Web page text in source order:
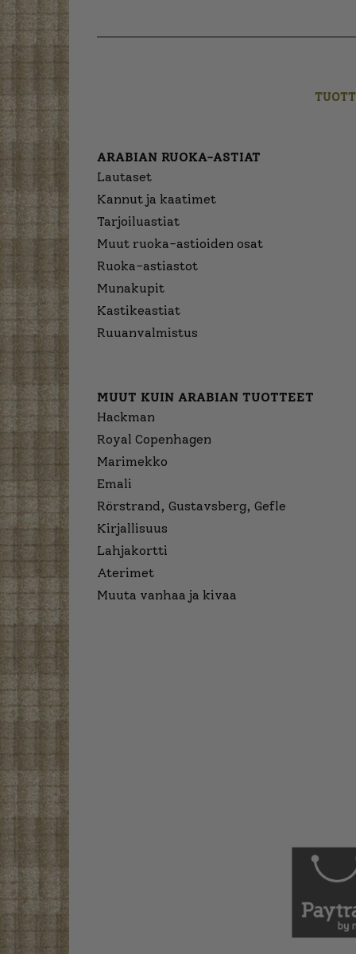
ARABIAN RUOKA-ASTIAT
Lautaset
Kannut ja kaatimet
Tarjoiluastiat
Muut ruoka-astioiden osat
Ruoka-astiastot
Munakupit
Kastikeastiat
Ruuanvalmistus
MUUT KUIN ARABIAN TUOTTEET
Hackman
Royal Copenhagen
Marimekko
Emali
Rörstrand, Gustavsberg, Gefle
Kirjallisuus
Lahjakortti
Aterimet
Muuta vanhaa ja kivaa